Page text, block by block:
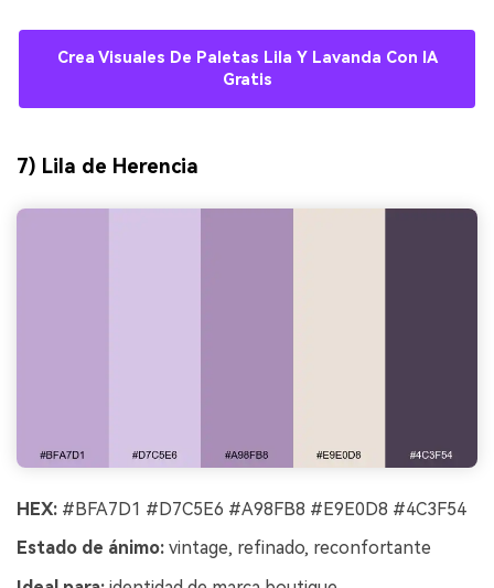
Crea Visuales De Paletas Lila Y Lavanda Con IA
Gratis
7) Lila de Herencia
HEX: #BFA7D1 #D7C5E6 #A98FB8 #E9E0D8 #4C3F54
Estado de ánimo: vintage, refinado, reconfortante